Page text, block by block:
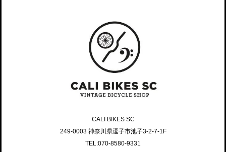
CALI BIKES SC
249-0003 神奈川県逗子市池子3-2-7-1F
TEL:070-8580-9331